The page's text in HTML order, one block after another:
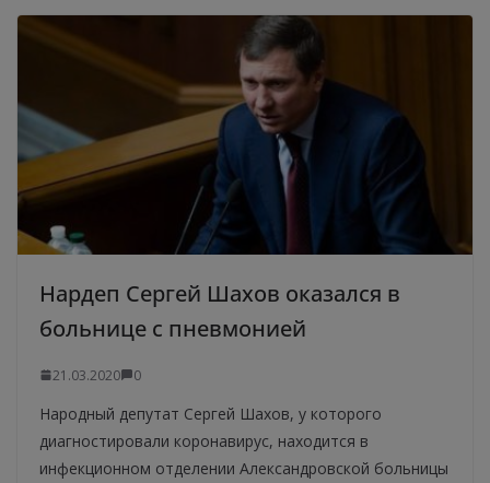
Нардеп Сергей Шахов оказался в
больнице с пневмонией
21.03.2020 0
Народный депутат Сергей Шахов, у которого
диагностировали коронавирус, находится в
инфекционном отделении Александровской больницы